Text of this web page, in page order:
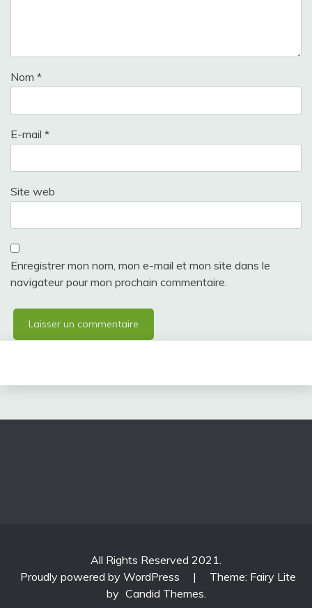
Nom *
E-mail *
Site web
Enregistrer mon nom, mon e-mail et mon site dans le
navigateur pour mon prochain commentaire.
All Rights Reserved 2021.
Proudly powered by WordPress
|
Theme: Fairy Lite
by Candid Themes.